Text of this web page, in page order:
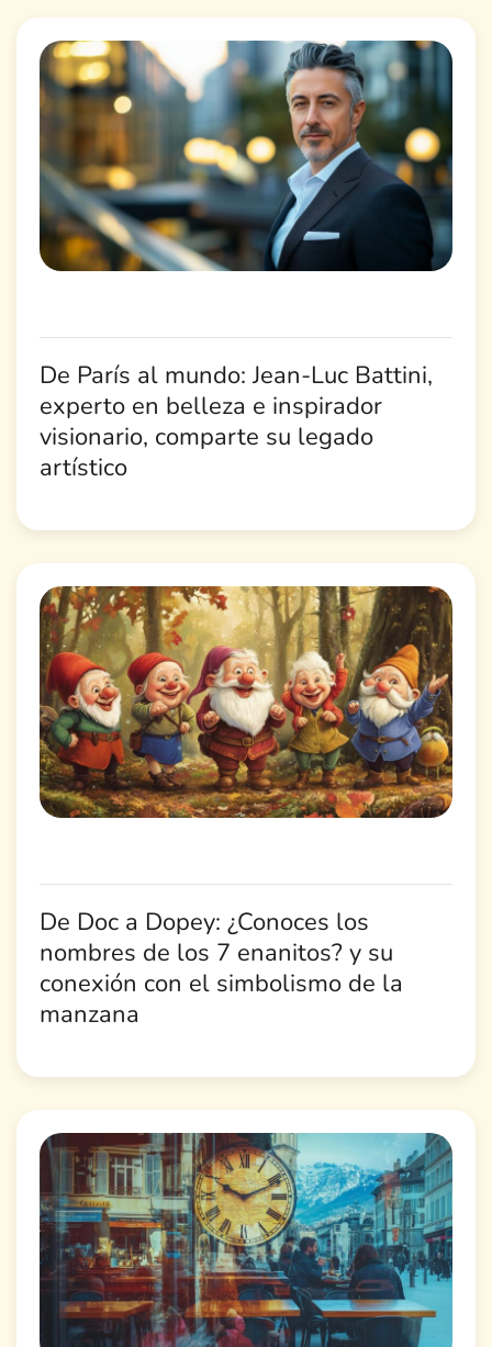
De París al mundo: Jean-Luc Battini,
experto en belleza e inspirador
visionario, comparte su legado
artístico
De Doc a Dopey: ¿Conoces los
nombres de los 7 enanitos? y su
conexión con el simbolismo de la
manzana